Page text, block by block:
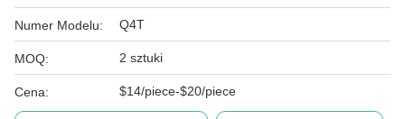
Numer Modelu: Q4T
MOQ: 2 sztuki
Cena: $14/piece-$20/piece